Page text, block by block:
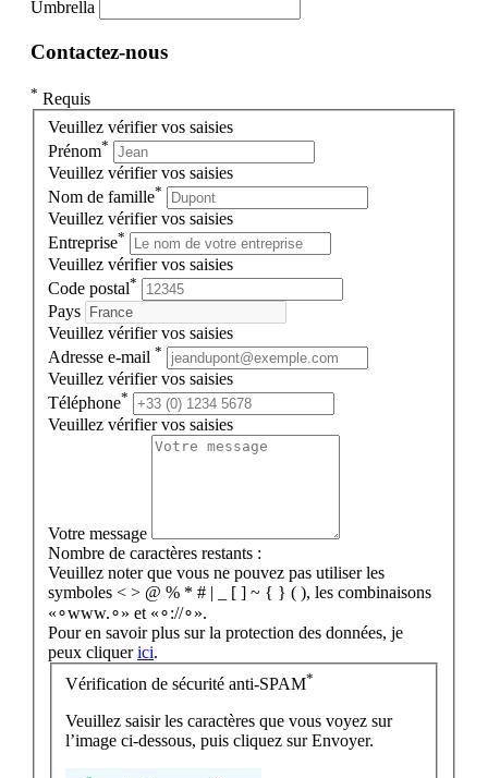
Umbrella
Contactez-nous
* Requis
Veuillez vérifier vos saisies
Prénom*
Veuillez vérifier vos saisies
Nom de famille*
Veuillez vérifier vos saisies
Entreprise*
Veuillez vérifier vos saisies
Code postal*
Pays
Veuillez vérifier vos saisies
Adresse e-mail *
Veuillez vérifier vos saisies
Téléphone*
Veuillez vérifier vos saisies
Votre message
Nombre de caractères restants :
Veuillez noter que vous ne pouvez pas utiliser les
symboles < > @ % * # | _ [ ] ~ { } ( ), les combinaisons
«∘www.∘» et «∘://∘».
Pour en savoir plus sur la protection des données, je
peux cliquerici.
Vérification de sécurité anti-SPAM*
Veuillez saisir les caractères que vous voyez sur
l’image ci-dessous, puis cliquez sur Envoyer.